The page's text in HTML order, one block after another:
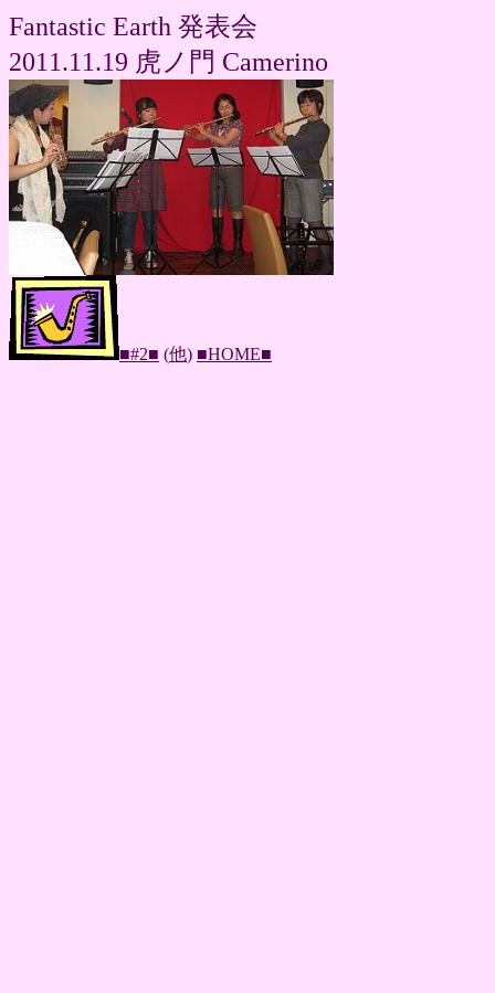
Fantastic Earth 発表会
2011.11.19 虎ノ門 Camerino
■#2■ (他) ■HOME■